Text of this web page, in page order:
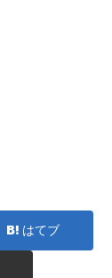
はてブ